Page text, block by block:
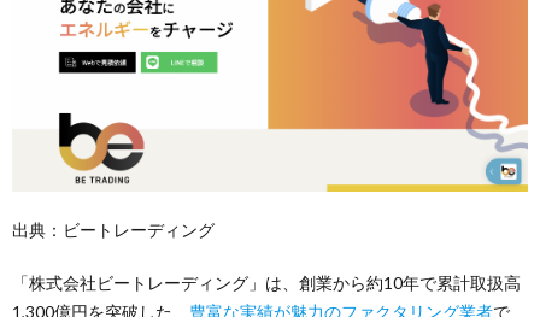
出典：ビートレーディング
「株式会社ビートレーディング」は、創業から約10年で累計取扱高
1,300億円を突破した、 豊富な実績が魅力のファクタリング業者で